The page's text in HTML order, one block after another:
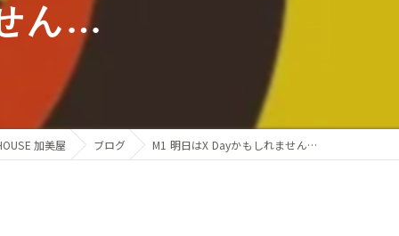
からあげ
スポーツ観戦
宴会
ん…
加美屋 ブログ M1 明日はX Dayかもしれません…